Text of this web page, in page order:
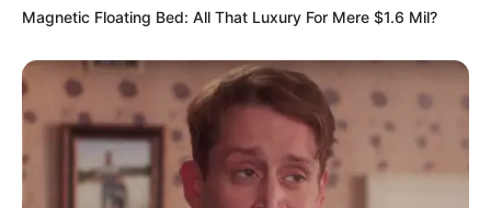
Magnetic Floating Bed: All That Luxury For Mere $1.6 Mil?